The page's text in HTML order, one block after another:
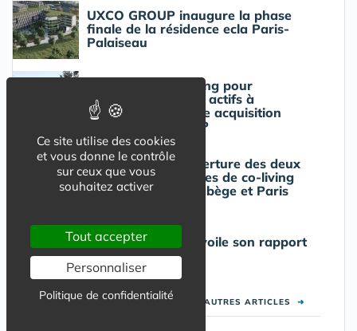
UXCO GROUP inaugure la phase
finale de la résidence ecla Paris-
Palaiseau
Résidence de coliving pour
étudiants et jeunes actifs à
Bordeaux : nouvelle acquisition
pour UXCO GROUP
Coliving HIFE : ouverture des deux
premières résidences de co-living
HIFE à Toulouse Labège et Paris
Urban Campus dévoile son rapport
coliving 2023
VOIR LES AUTRES ARTICLES ➜
Ce site utilise des cookies
et vous donne le contrôle
sur ceux que vous
souhaitez activer
Tout accepter
Personnaliser
Politique de confidentialité